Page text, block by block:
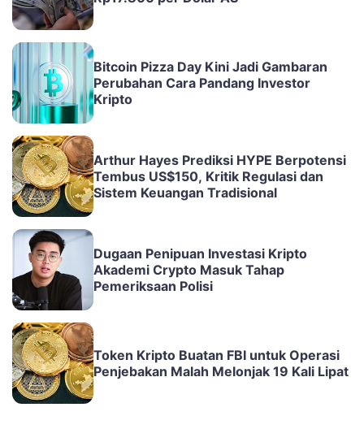
Bitcoin Pizza Day Kini Jadi Gambaran
Perubahan Cara Pandang Investor
Kripto
Arthur Hayes Prediksi HYPE Berpotensi
Tembus US$150, Kritik Regulasi dan
Sistem Keuangan Tradisional
Dugaan Penipuan Investasi Kripto
Akademi Crypto Masuk Tahap
Pemeriksaan Polisi
Token Kripto Buatan FBI untuk Operasi
Penjebakan Malah Melonjak 19 Kali Lipat